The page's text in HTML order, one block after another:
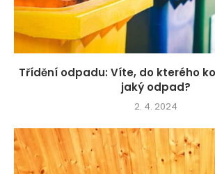
Třídění odpadu: Víte, do kterého
jaký odpad?
2. 4. 2024